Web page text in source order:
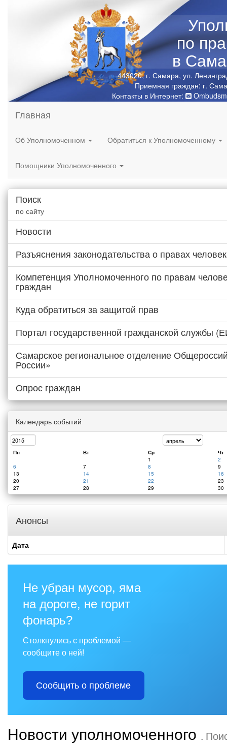
по
в
443020, г. Самара, ул.
Приемная граждан: г.
Контакты в Интернет:
Главная
Об Уполномоченном Обратиться к Уполномоченному
Помощники Уполномоченного
Поиск
по сайту
Новости
Разъяснения законодательства о правах
Компетенция Уполномоченного по правам
граждан
Куда обратиться за защитой прав
Портал государственной гражданской службы
Самарское региональное отделение
России»
Опрос граждан
Календарь событий
Пн Вт Ср
Чт
1
2
6
7 8
9
13
14 15
16
20
21 22
23
27
28 29 30
Анонсы
Дата
Не убран мусор, яма
на дороге, не горит
фонарь?
Столкнулись с проблемой —
сообщите о ней!
Сообщить о проблеме
Новости уполномоченного .